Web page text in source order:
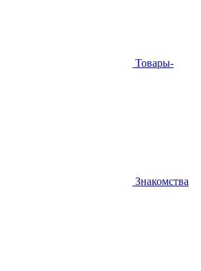
Товары-
Знакомства